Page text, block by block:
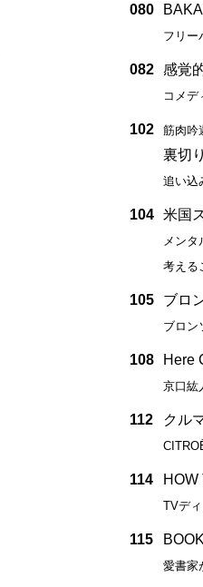
080
フリー
082 感覚
コメデ
102 筋肉吟
裏切
追い込
104 米国
メンタ
考える
105 ブロ
ブロン
108 Here
京口紘
112 クル
114 HOW
TVデ
115 BOOK
愛書家